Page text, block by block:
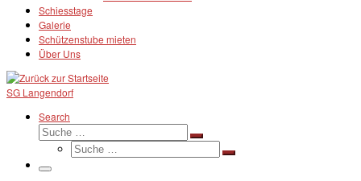
Schiesstage
Galerie
Schützenstube mieten
Über Uns
SG Langendorf
Search
Suche
Suche
Suche
Suche
Menü